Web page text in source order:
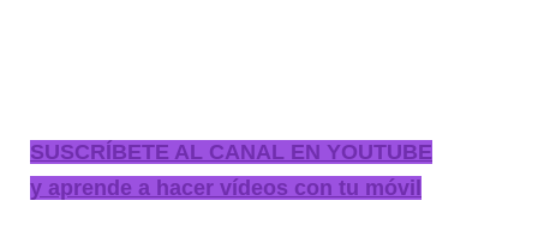
SUSCRÍBETE AL CANAL EN YOUTUBE
y aprende a hacer vídeos con tu móvil